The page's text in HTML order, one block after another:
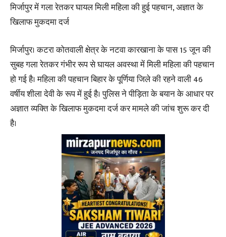
मिर्जापुर में गला रेतकर घायल मिली महिला की हुई पहचान, अज्ञात के
खिलाफ मुकदमा दर्ज
मिर्जापुर। कटरा कोतवाली क्षेत्र के नटवा कारखाना के पास 15 जून की
सुबह गला रेतकर गंभीर रूप से घायल अवस्था में मिली महिला की पहचान
हो गई है। महिला की पहचान बिहार के पूर्णिया जिले की रहने वाली 46
वर्षीय शीला देवी के रूप में हुई है। पुलिस ने पीड़िता के बयान के आधार पर
अज्ञात व्यक्ति के खिलाफ मुकदमा दर्ज कर मामले की जांच शुरू कर दी
है।